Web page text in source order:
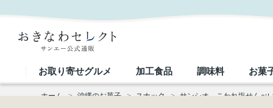
お取り寄せグルメ 加工食品 調味料 お菓
ホーム > 沖縄のお菓子 > スナック > サンシオ こわれ塩せんべ